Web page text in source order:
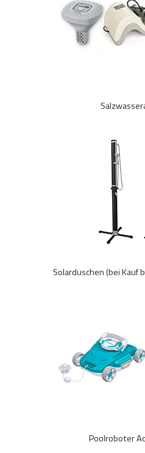
Solarduschen (bei
Poolroboter